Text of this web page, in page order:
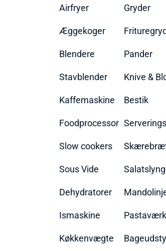
Airfryer
Æggekoger
Blendere
Stavblender
Kaffemaskine
Foodprocessor
Slow cookers
Sous Vide
Dehydratorer
Ismaskine
Køkkenvægte
Gryder
Pander
Knive &
Bestik